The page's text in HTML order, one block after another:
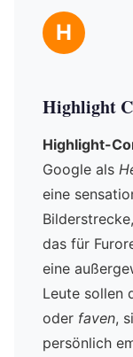
H
Highlight
Highlight-
Google als
eine
das für
eine
Leute sollen
oder faven,
persönlich